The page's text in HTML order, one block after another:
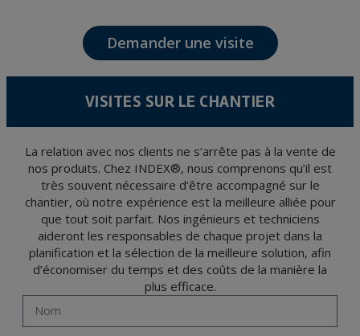
Les données de nos fichiers sont absolument confidentielles et seront traitées avec la
plus grande confidentialité et répondent à toutes les exigences prévues par la loi
15/1999 du 13 décembre sur la protection des données personnelles.
Il est recommandé de ne pas envoyer de données strictement personnelles,
la santé, ces donnée n'étant pas cryptées.
et d'opposition en vertu des dispositions au Règlement Général sur la Protection des
votre pièce d’identité, à P.I. La Portalada II | c/ Segador 13, 26006 | Logroño (La
Rioja).
Demander une visite
VISITES SUR LE CHANTIER
La relation avec nos clients ne s’arrête pas à la vente de
nos produits. Chez INDEX®, nous comprenons qu’il est
très souvent nécessaire d’être accompagné sur le
chantier, où notre expérience est la meilleure alliée pour
que tout soit parfait. Nos ingénieurs et techniciens
aideront les responsables de chaque projet dans la
planification et la sélection de la meilleure solution, afin
d’économiser du temps et des coûts de la manière la
plus efficace.